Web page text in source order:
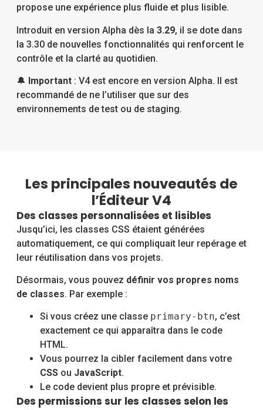
propose une expérience plus fluide et plus lisible.
Introduit en version Alpha dès la 3.29, il se dote dans
la 3.30 de nouvelles fonctionnalités qui renforcent le
contrôle et la clarté au quotidien.
🔔 Important: V4 est encore en version Alpha. Il est
recommandé de ne l’utiliser que sur des
environnements de test ou de staging.
Les principales nouveautés de
l’Éditeur V4
Des classes personnalisées et lisibles
Jusqu’ici, les classes CSS étaient générées
automatiquement, ce qui compliquait leur repérage et
leur réutilisation dans vos projets.
Désormais, vous pouvez définir vos propres noms
de classes. Par exemple :
Si vous créez une classe primary-btn, c’est
exactement ce qui apparaîtra dans le code
HTML.
Vous pourrez la cibler facilement dans votre
CSSou JavaScript.
Le code devient plus propre et prévisible.
Des permissions sur les classes selon les